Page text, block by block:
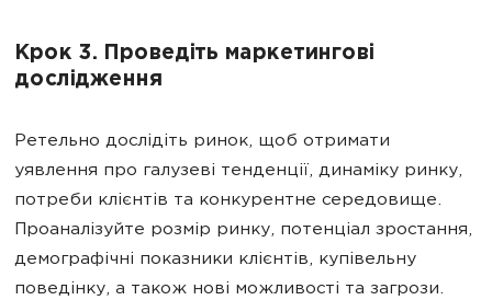
Крок 3. Проведіть маркетингові
дослідження
Ретельно дослідіть ринок, щоб отримати
уявлення про галузеві тенденції, динаміку ринку,
потреби клієнтів та конкурентне середовище.
Проаналізуйте розмір ринку, потенціал зростання,
демографічні показники клієнтів, купівельну
поведінку, а також нові можливості та загрози.